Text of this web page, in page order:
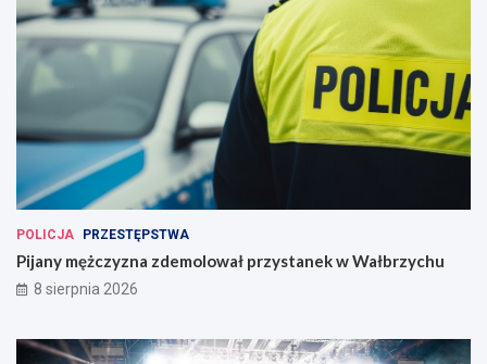
POLICJA PRZESTĘPSTWA
Pijany mężczyzna zdemolował przystanek w Wałbrzychu
8 sierpnia 2026